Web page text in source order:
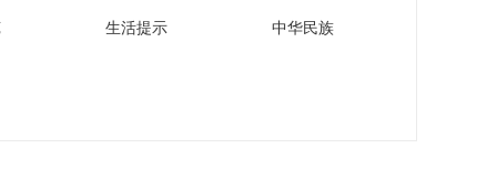
生活提示 中华民族